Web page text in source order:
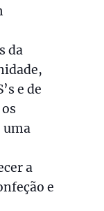
da
e de
uma
a
e